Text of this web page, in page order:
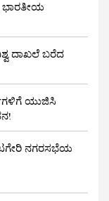
ಭಾರತೀಯ
ದಾಖಲೆ ಬರೆದ
ಯುಜಿಸಿ
ಬೆಟಗೇರಿ ನಗರಸಭೆಯ